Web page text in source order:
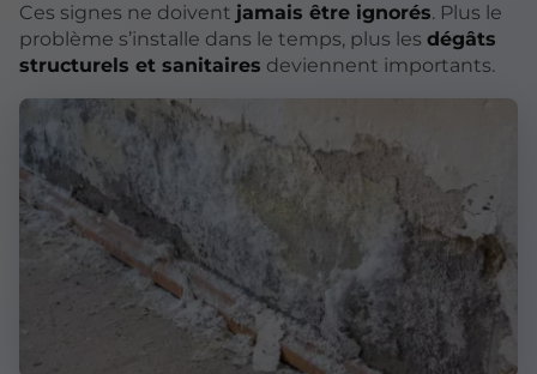
Ces signes ne doivent jamais être ignorés. Plus le
problème s’installe dans le temps, plus les dégâts
structurels et sanitaires deviennent importants.